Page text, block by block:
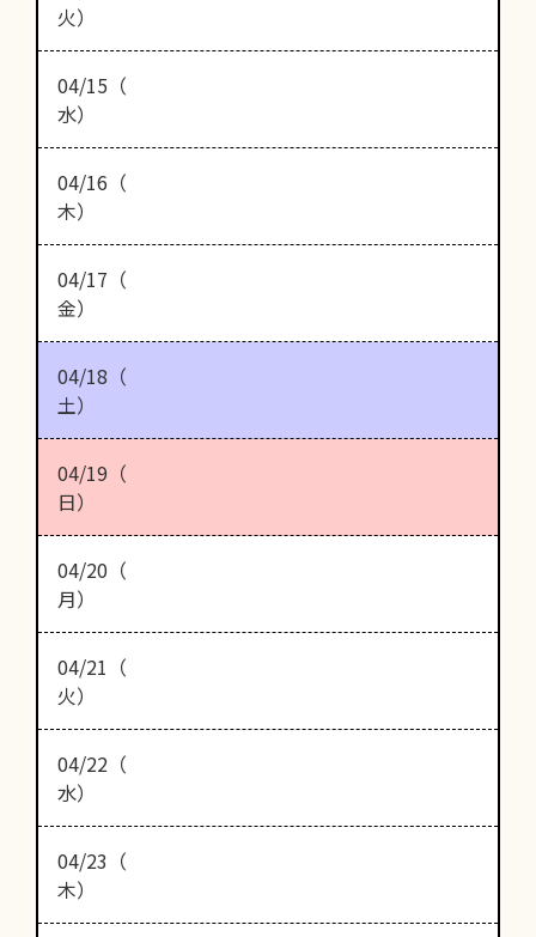
火）
04/15（
水）
04/16（
木）
04/17（
金）
04/18（
土）
04/19（
日）
04/20（
月）
04/21（
火）
04/22（
水）
04/23（
木）